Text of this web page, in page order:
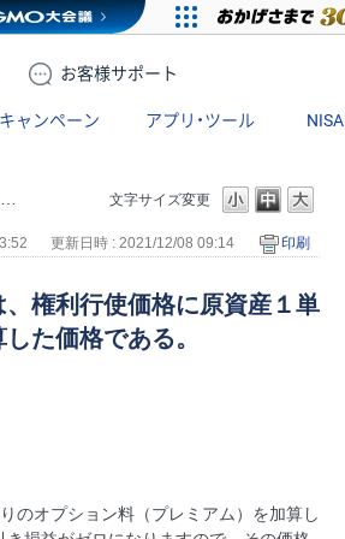
お客様サポート
キャンペーン アプリ・ツール NISA
文字サイズ変更
更新日時 : 2021/12/08 09:14 印刷
権利行使価格に原資産１単
た価格である。
のオプション料（プレミアム）を加算し